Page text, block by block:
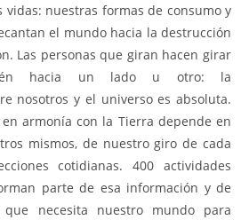
nuestras formas de consumo y
el mundo hacia la destrucción
Las personas que giran hacen girar
hacia un lado u otro: la
nosotros y el universo es absoluta.
armonía con la Tierra depende en
mismos, de nuestro giro de cada
cotidianas. 400 actividades
parte de esa información y de
necesita nuestro mundo para